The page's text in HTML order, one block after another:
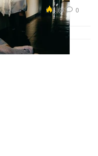
4.6K 0